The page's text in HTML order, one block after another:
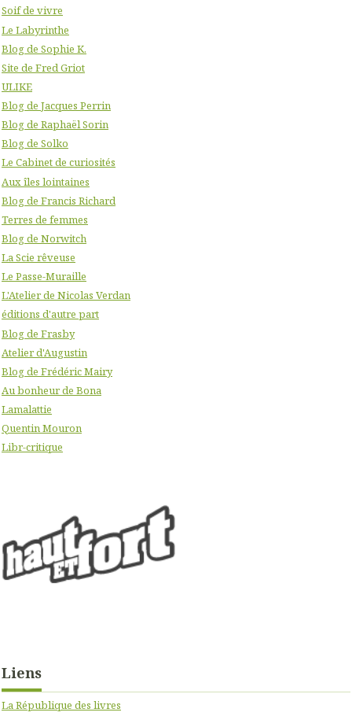
Soif de vivre
Le Labyrinthe
Blog de Sophie K.
Site de Fred Griot
ULIKE
Blog de Jacques Perrin
Blog de Raphaël Sorin
Blog de Solko
Le Cabinet de curiosités
Aux îles lointaines
Blog de Francis Richard
Terres de femmes
Blog de Norwitch
La Scie rêveuse
Le Passe-Muraille
L'Atelier de Nicolas Verdan
éditions d'autre part
Blog de Frasby
Atelier d'Augustin
Blog de Frédéric Mairy
Au bonheur de Bona
Lamalattie
Quentin Mouron
Libr-critique
Liens
La République des livres